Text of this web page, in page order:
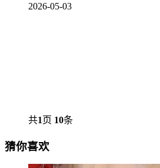
2026-05-03
共1页 10条
猜你喜欢